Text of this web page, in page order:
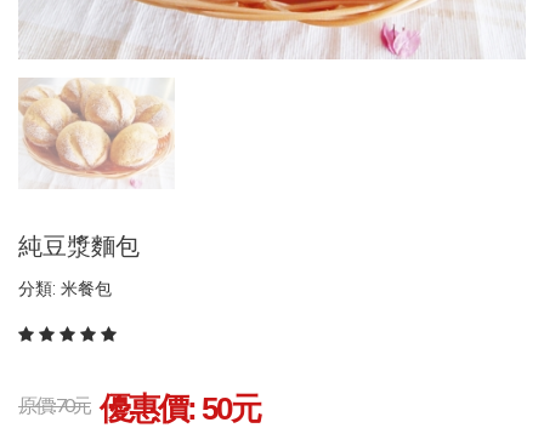
純豆漿麵包
分類: 米餐包
原價: 70元 優惠價: 50元